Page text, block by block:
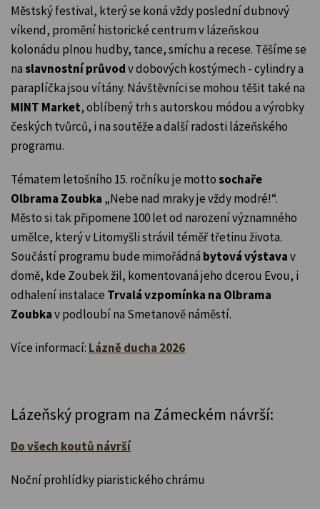
Městský festival, který se koná vždy poslední dubnový
víkend, promění historické centrum v lázeňskou
kolonádu plnou hudby, tance, smíchu a recese. Těšíme se
naslavnostní průvodv dobových kostýmech - cylindry a
paraplíčka jsou vítány. Návštěvníci se mohou těšit také na
MINT Market, oblíbený trh s autorskou módou a výrobky
českých tvůrců, i na soutěže a další radosti lázeňského
programu.
Tématem letošního 15. ročníku je mottosochaře
Olbrama Zoubka „Nebe nad mraky je vždy modré!“.
Město si tak připomene 100 let od narození významného
umělce, který v Litomyšli strávil téměř třetinu života.
Součástí programu bude mimořádná bytová výstavav
domě, kde Zoubek žil, komentovaná jeho dcerou Evou, i
odhalení instalace Trvalá vzpomínka na Olbrama
Zoubkav podloubí na Smetanově náměstí.
Více informací: Lázně ducha 2026
Lázeňský program na Zámeckém návrší:
Do všech koutů návrší
Noční prohlídky piaristického chrámu